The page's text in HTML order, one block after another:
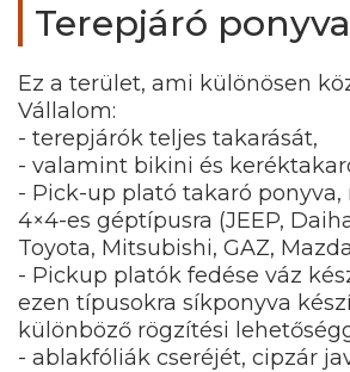
Terepjáró ponyva
Ez a terület, ami különösen
Vállalom:
- terepjárók teljes takarását,
- valamint bikini és
- Pick-up plató takaró
4×4-es géptípusra (JEEP,
Toyota, Mitsubishi, GAZ,
- Pickup platók fedése váz
ezen típusokra síkponyva
különböző rögzítési
- ablakfóliák cseréjét, cipzár